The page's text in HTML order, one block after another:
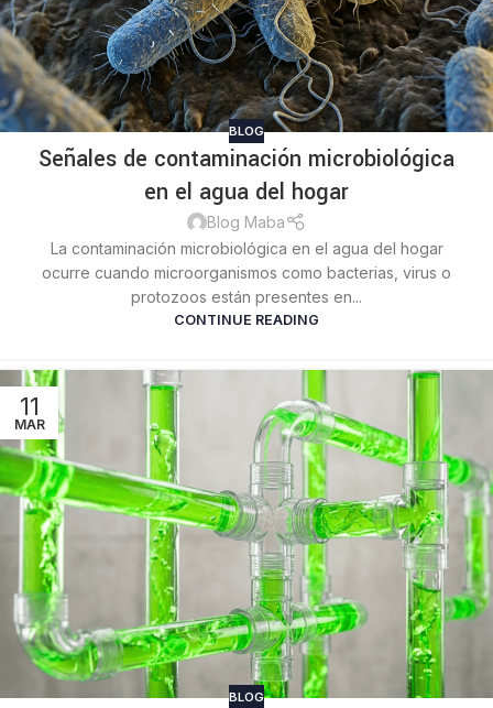
BLOG
Señales de contaminación microbiológica
en el agua del hogar
Blog Maba
La contaminación microbiológica en el agua del hogar
ocurre cuando microorganismos como bacterias, virus o
protozoos están presentes en...
CONTINUE READING
11
MAR
BLOG